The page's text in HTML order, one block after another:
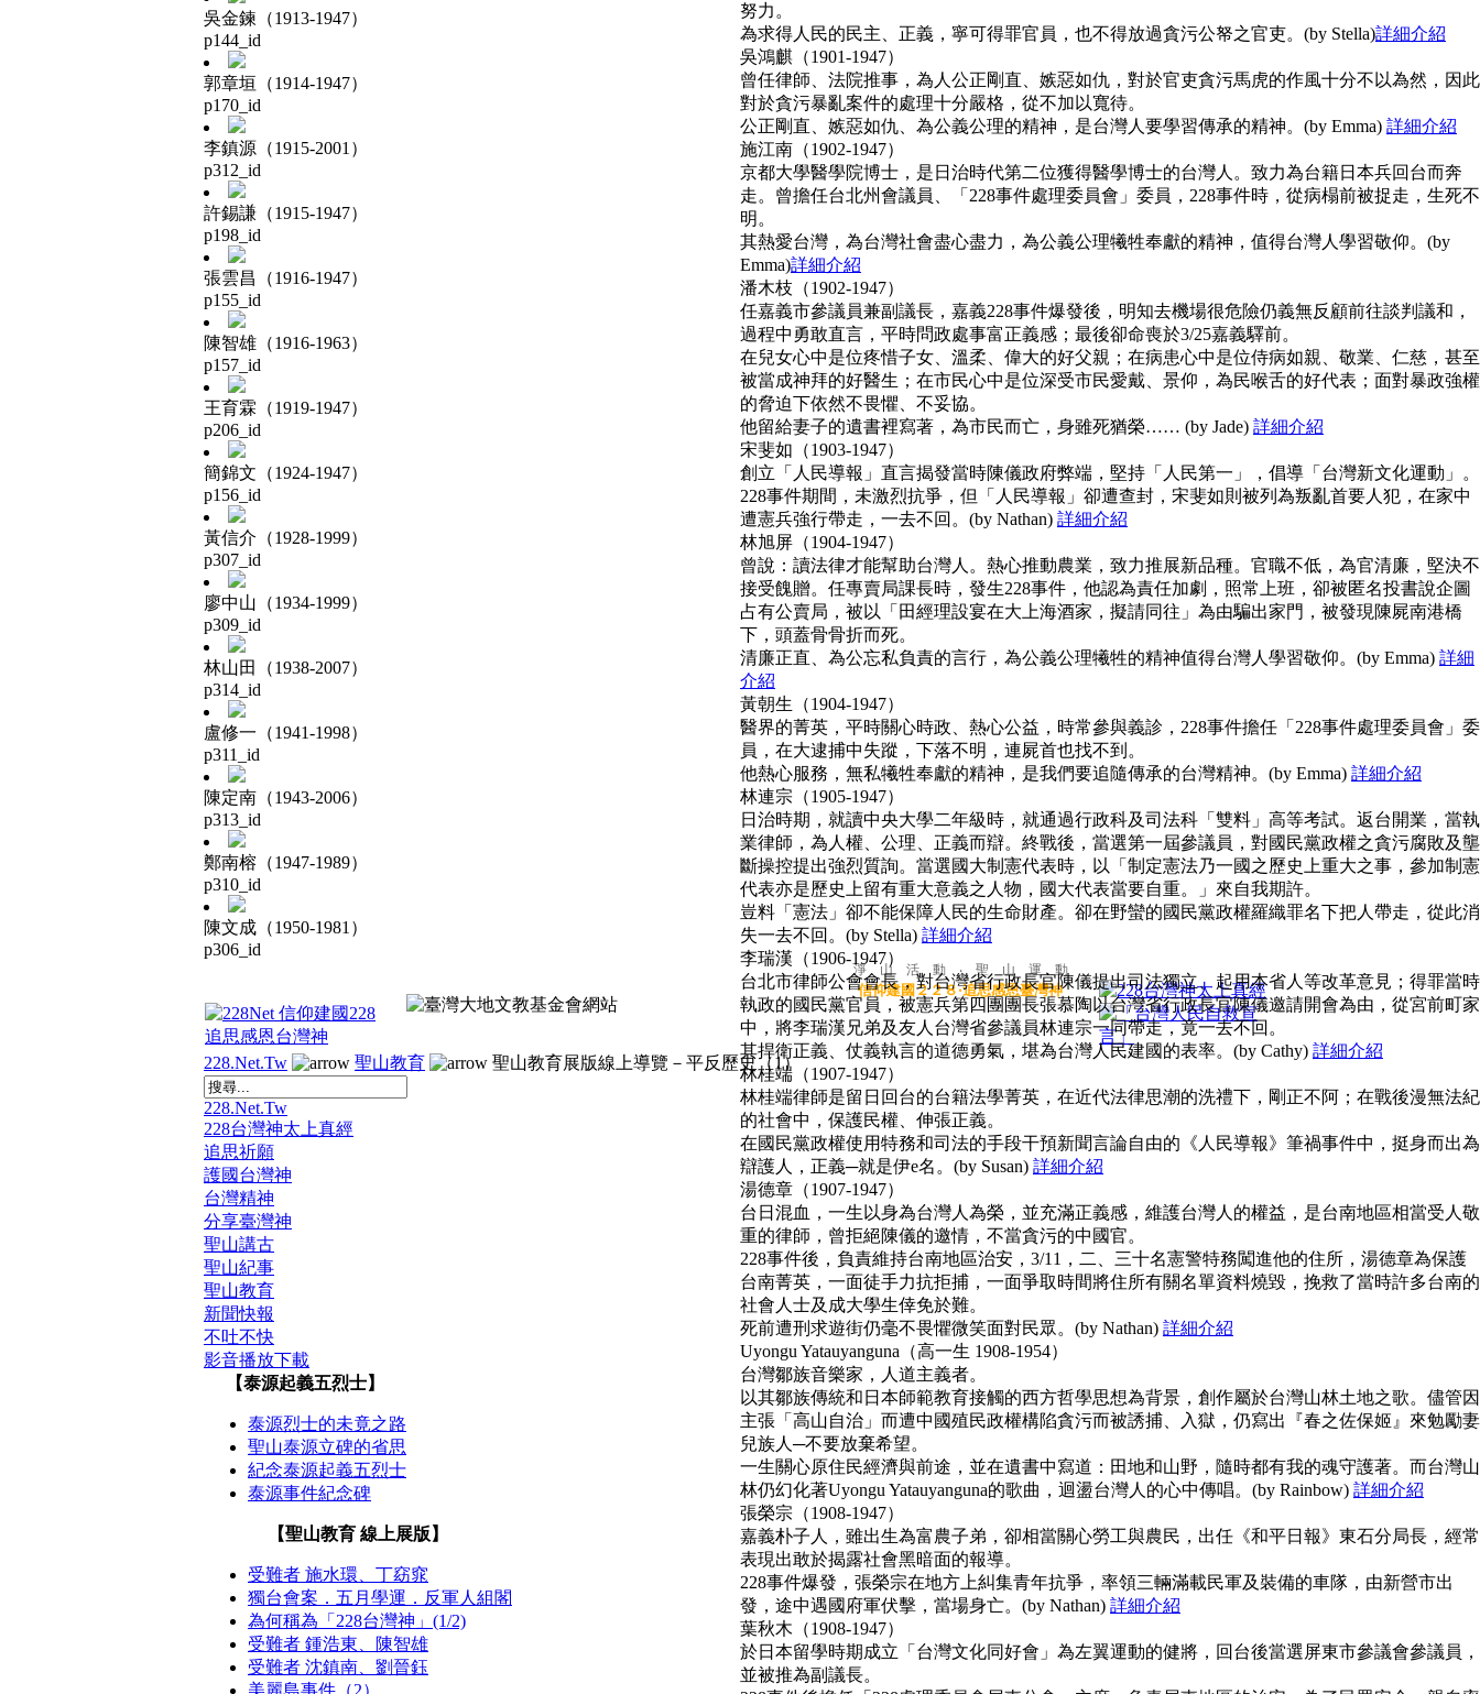
努力。
為求得人民的民主、正義，寧可得罪官員，也不得放過貪污公帑之官吏。(by Stella)詳細介紹
吳鴻麒（1901-1947）
曾任律師、法院推事，為人公正剛直、嫉惡如仇，對於官吏貪污馬虎的作風十分不以為然，因此
對於貪污暴亂案件的處理十分嚴格，從不加以寬待。
公正剛直、嫉惡如仇、為公義公理的精神，是台灣人要學習傳承的精神。(by Emma) 詳細介紹
施江南（1902-1947）
京都大學醫學院博士，是日治時代第二位獲得醫學博士的台灣人。致力為台籍日本兵回台而奔
走。曾擔任台北州會議員、「228事件處理委員會」委員，228事件時，從病榻前被捉走，生死不
明。
其熱愛台灣，為台灣社會盡心盡力，為公義公理犧牲奉獻的精神，值得台灣人學習敬仰。(by
Emma)詳細介紹
潘木枝（1902-1947）
任嘉義市參議員兼副議長，嘉義228事件爆發後，明知去機場很危險仍義無反顧前往談判議和，
過程中勇敢直言，平時問政處事富正義感；最後卻命喪於3/25嘉義驛前。
在兒女心中是位疼惜子女、溫柔、偉大的好父親；在病患心中是位侍病如親、敬業、仁慈，甚至
被當成神拜的好醫生；在市民心中是位深受市民愛戴、景仰，為民喉舌的好代表；面對暴政強權
的脅迫下依然不畏懼、不妥協。
他留給妻子的遺書裡寫著，為市民而亡，身雖死猶榮…… (by Jade) 詳細介紹
宋斐如（1903-1947）
創立「人民導報」直言揭發當時陳儀政府弊端，堅持「人民第一」，倡導「台灣新文化運動」。
228事件期間，未激烈抗爭，但「人民導報」卻遭查封，宋斐如則被列為叛亂首要人犯，在家中
遭憲兵強行帶走，一去不回。(by Nathan) 詳細介紹
林旭屏（1904-1947）
曾說：讀法律才能幫助台灣人。熱心推動農業，致力推展新品種。官職不低，為官清廉，堅決不
接受餽贈。任專賣局課長時，發生228事件，他認為責任加劇，照常上班，卻被匿名投書說企圖
占有公賣局，被以「田經理設宴在大上海酒家，擬請同往」為由騙出家門，被發現陳屍南港橋
下，頭蓋骨骨折而死。
清廉正直、為公忘私負責的言行，為公義公理犧牲的精神值得台灣人學習敬仰。(by Emma) 詳細
介紹
黃朝生（1904-1947）
醫界的菁英，平時關心時政、熱心公益，時常參與義診，228事件擔任「228事件處理委員會」委
員，在大逮捕中失蹤，下落不明，連屍首也找不到。
他熱心服務，無私犧牲奉獻的精神，是我們要追隨傳承的台灣精神。(by Emma) 詳細介紹
林連宗（1905-1947）
日治時期，就讀中央大學二年級時，就通過行政科及司法科「雙料」高等考試。返台開業，當執
業律師，為人權、公理、正義而辯。終戰後，當選第一屆參議員，對國民黨政權之貪污腐敗及壟
斷操控提出強烈質詢。當選國大制憲代表時，以「制定憲法乃一國之歷史上重大之事，參加制憲
代表亦是歷史上留有重大意義之人物，國大代表當要自重。」來自我期許。
豈料「憲法」卻不能保障人民的生命財產。卻在野蠻的國民黨政權羅織罪名下把人帶走，從此消
失一去不回。(by Stella) 詳細介紹
李瑞漢（1906-1947）
台北市律師公會會長，對台灣省行政長官陳儀提出司法獨立、起用本省人等改革意見；得罪當時
執政的國民黨官員，被憲兵第四團團長張慕陶以台灣省行政長官陳儀邀請開會為由，從宮前町家
中，將李瑞漢兄弟及友人台灣省參議員林連宗一同帶走，竟一去不回。
其捍衛正義、仗義執言的道德勇氣，堪為台灣人民建國的表率。(by Cathy) 詳細介紹
林桂端（1907-1947）
林桂端律師是留日回台的台籍法學菁英，在近代法律思潮的洗禮下，剛正不阿；在戰後漫無法紀
的社會中，保護民權、伸張正義。
在國民黨政權使用特務和司法的手段干預新聞言論自由的《人民導報》筆禍事件中，挺身而出為
辯護人，正義─就是伊e名。(by Susan) 詳細介紹
湯德章（1907-1947）
台日混血，一生以身為台灣人為榮，並充滿正義感，維護台灣人的權益，是台南地區相當受人敬
重的律師，曾拒絕陳儀的邀情，不當貪污的中國官。
228事件後，負責維持台南地區治安，3/11，二、三十名憲警特務闖進他的住所，湯德章為保護
台南菁英，一面徒手力抗拒捕，一面爭取時間將住所有關名單資料燒毀，挽救了當時許多台南的
社會人士及成大學生倖免於難。
死前遭刑求遊街仍毫不畏懼微笑面對民眾。(by Nathan) 詳細介紹
Uyongu Yatauyanguna（高一生 1908-1954）
台灣鄒族音樂家，人道主義者。
以其鄒族傳統和日本師範教育接觸的西方哲學思想為背景，創作屬於台灣山林土地之歌。儘管因
主張「高山自治」而遭中國殖民政權構陷貪污而被誘捕、入獄，仍寫出『春之佐保姬』來勉勵妻
兒族人─不要放棄希望。
一生關心原住民經濟與前途，並在遺書中寫道：田地和山野，隨時都有我的魂守護著。而台灣山
林仍幻化著Uyongu Yatauyanguna的歌曲，迴盪台灣人的心中傳唱。(by Rainbow) 詳細介紹
張榮宗（1908-1947）
嘉義朴子人，雖出生為富農子弟，卻相當關心勞工與農民，出任《和平日報》東石分局長，經常
表現出敢於揭露社會黑暗面的報導。
228事件爆發，張榮宗在地方上糾集青年抗爭，率領三輛滿載民軍及裝備的車隊，由新營市出
發，途中遇國府軍伏擊，當場身亡。(by Nathan) 詳細介紹
葉秋木（1908-1947）
於日本留學時期成立「台灣文化同好會」為左翼運動的健將，回台後當選屏東市參議會參議員，
並被推為副議長。
吳金鍊（1913-1947）
p144_id
郭章垣（1914-1947）
p170_id
李鎮源（1915-2001）
p312_id
許錫謙（1915-1947）
p198_id
張雲昌（1916-1947）
p155_id
陳智雄（1916-1963）
p157_id
王育霖（1919-1947）
p206_id
簡錦文（1924-1947）
p156_id
黃信介（1928-1999）
p307_id
廖中山（1934-1999）
p309_id
林山田（1938-2007）
p314_id
盧修一（1941-1998）
p311_id
陳定南（1943-2006）
p313_id
鄭南榕（1947-1989）
p310_id
陳文成（1950-1981）
p306_id
淨 山 活 動 ‧ 聖 山 運 動
信仰建國２２８‧追思感恩臺灣神
228.Net.Tw 聖山教育 聖山教育展版線上導覽－平反歷史（1）
228.Net.Tw
228台灣神太上真經
追思祈願
護國台灣神
台灣精神
分享臺灣神
聖山講古
聖山紀事
聖山教育
新聞快報
不吐不快
影音播放下載
【泰源起義五烈士】
泰源烈士的未竟之路
聖山泰源立碑的省思
紀念泰源起義五烈士
泰源事件紀念碑
【聖山教育 線上展版】
受難者 施水環、丁窈窕
獨台會案．五月學運．反軍人組閣
為何稱為「228台灣神」(1/2)
受難者 鍾浩東、陳智雄
受難者 沈鎮南、劉晉鈺
美麗島事件（2）